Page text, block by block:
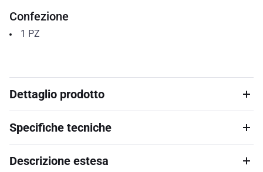
Confezione
1 PZ
Dettaglio prodotto
Specifiche tecniche
Descrizione estesa